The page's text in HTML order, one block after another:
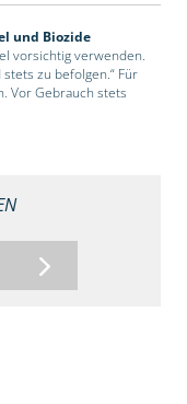
und Biozide
vorsichtig verwenden.
zu befolgen.“ Für
Vor Gebrauch stets